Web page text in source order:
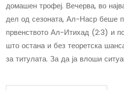
домашен трофеј. Вечерва, во
дел од сезоната, Ал-Наср беше
првенството Ал-Итихад (2:3) и
што остана и без теоретска
за титулата. За да ја влоши